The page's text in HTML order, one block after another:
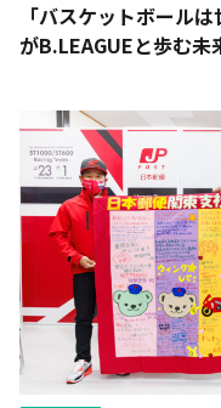
「バスケットボール
がB.LEAGUEと歩む未